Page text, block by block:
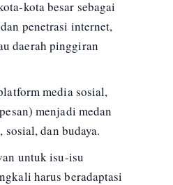
kota besar sebagai
penetrasi internet,
daerah pinggiran
media sosial,
menjadi medan
dan budaya.
untuk isu-isu
harus beradaptasi